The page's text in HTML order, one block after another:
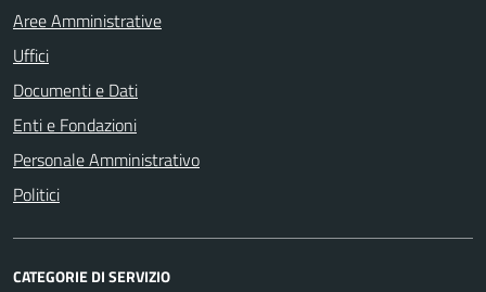
Aree Amministrative
Uffici
Documenti e Dati
Enti e Fondazioni
Personale Amministrativo
Politici
CATEGORIE DI SERVIZIO